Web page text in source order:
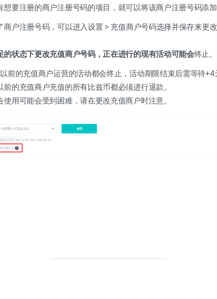
想要注册的商户注册号码的项目，就可以将该商户注册号码添
商户注册号码，可以进入设置 > 充值商户号码选择并保存来更
的状态下更改充值商户号码，正在进行的现有活动可能会终止
前的充值商户运营的活动都会终止，活动期限结束后需等待+4
的充值商户充值的所有比兹币都必须进行退款。
用可能会受到困难，请在更改充值商户时注意。